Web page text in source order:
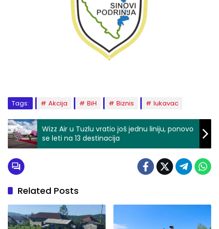
Tags: Akcija BiH Biznis lukavac
Wizz Air u Tuzlu vratio još jednu liniju, ponovo
se leti na 13 destinacija
Related Posts